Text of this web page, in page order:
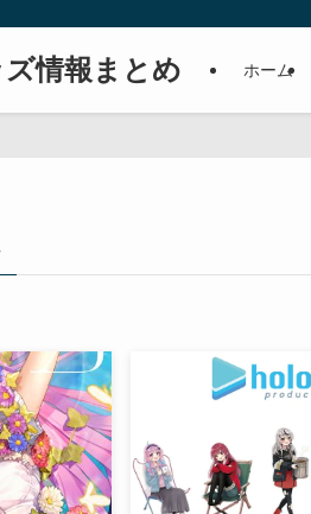
情報まとめ ホーム